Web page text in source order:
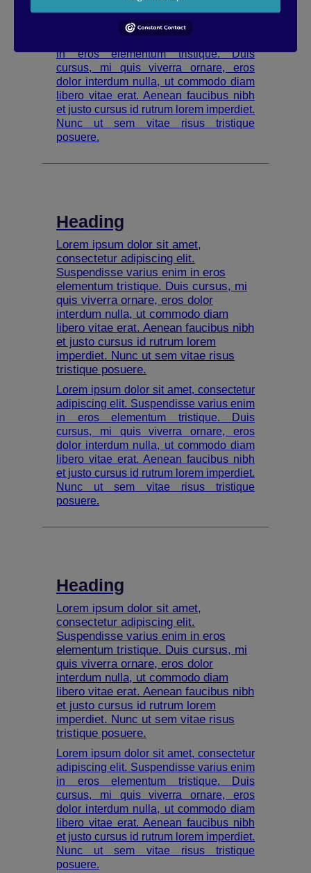
tristique posuere.
Lorem ipsum dolor sit amet, consectetur
in eros elementum tristique. Duis
cursus, mi quis viverra ornare, eros
dolor interdum nulla, ut commodo diam
libero vitae erat. Aenean faucibus nibh
et justo cursus id rutrum lorem imperdiet.
Nunc ut sem vitae risus tristique
posuere.
Heading
Lorem ipsum dolor sit amet,
consectetur adipiscing elit.
Suspendisse varius enim in eros
elementum tristique. Duis cursus, mi
quis viverra ornare, eros dolor
interdum nulla, ut commodo diam
libero vitae erat. Aenean faucibus nibh
et justo cursus id rutrum lorem
imperdiet. Nunc ut sem vitae risus
tristique posuere.
Lorem ipsum dolor sit amet, consectetur
adipiscing elit. Suspendisse varius enim
in eros elementum tristique. Duis
cursus, mi quis viverra ornare, eros
dolor interdum nulla, ut commodo diam
libero vitae erat. Aenean faucibus nibh
et justo cursus id rutrum lorem imperdiet.
Nunc ut sem vitae risus tristique
posuere.
Heading
Lorem ipsum dolor sit amet,
consectetur adipiscing elit.
Suspendisse varius enim in eros
elementum tristique. Duis cursus, mi
quis viverra ornare, eros dolor
interdum nulla, ut commodo diam
libero vitae erat. Aenean faucibus nibh
et justo cursus id rutrum lorem
imperdiet. Nunc ut sem vitae risus
tristique posuere.
Lorem ipsum dolor sit amet, consectetur
adipiscing elit. Suspendisse varius enim
in eros elementum tristique. Duis
cursus, mi quis viverra ornare, eros
dolor interdum nulla, ut commodo diam
libero vitae erat. Aenean faucibus nibh
et justo cursus id rutrum lorem imperdiet.
Nunc ut sem vitae risus tristique
posuere.